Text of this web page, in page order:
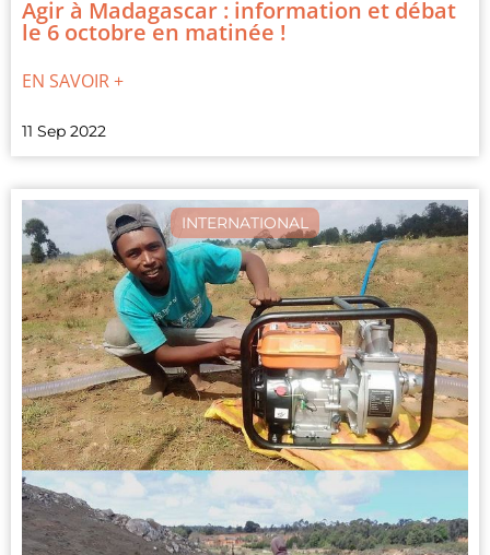
Agir à Madagascar : information et débat
le 6 octobre en matinée !
EN SAVOIR +
11 Sep 2022
INTERNATIONAL